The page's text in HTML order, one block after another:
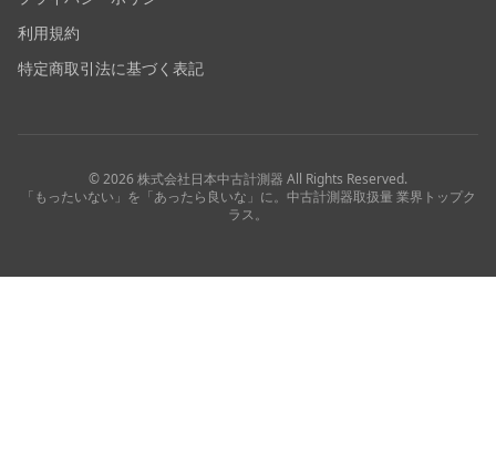
利用規約
特定商取引法に基づく表記
©2026株式会社日本中古計測器 All Rights Reserved.
「もったいない」を「あったら良いな」に。中古計測器取扱量 業界トップク
ラス。